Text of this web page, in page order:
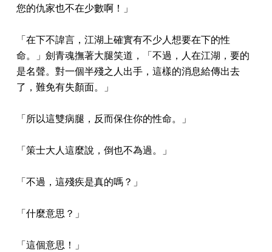
您的仇家也不在少數啊！」
「在下不諱言，江湖上確實有不少人想要在下的性
命。」劍青魂撫著大腿笑道，「不過，人在江湖，要的
是名聲。對一個半殘之人出手，這樣的消息給傳出去
了，難免有失顏面。」
「所以這雙病腿，反而保住你的性命。」
「策士大人這麼說，倒也不為過。」
「不過，這殘疾是真的嗎？」
「什麼意思？」
「這個意思！」